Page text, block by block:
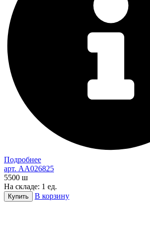
Подробнее
арт. AA026825
5500 ш
На складе: 1 ед.
Купить В корзину